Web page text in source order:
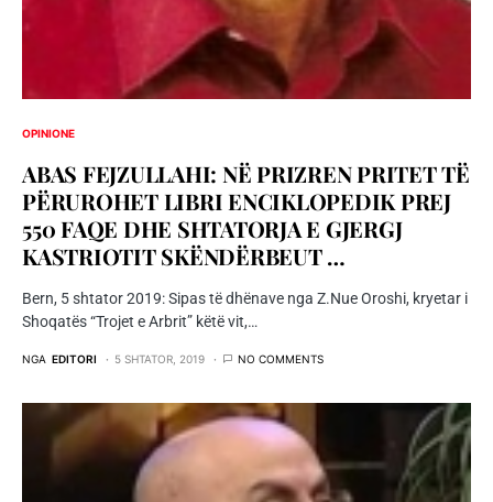
OPINIONE
ABAS FEJZULLAHI: NË PRIZREN PRITET TË
PËRUROHET LIBRI ENCIKLOPEDIK PREJ
550 FAQE DHE SHTATORJA E GJERGJ
KASTRIOTIT SKËNDËRBEUT …
Bern, 5 shtator 2019: Sipas të dhënave nga Z.Nue Oroshi, kryetar i
Shoqatës “Trojet e Arbrit” këtë vit,…
NGA EDITORI 5 SHTATOR, 2019 NO COMMENTS